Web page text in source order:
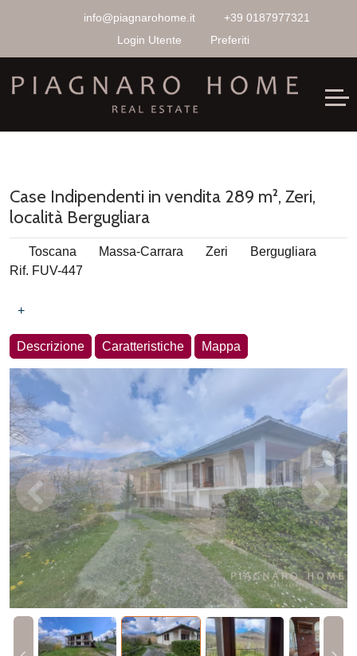
info@piagnarohome.it
+39 0187977321
Login Utente
Preferiti
Case Indipendenti in vendita 289 m², Zeri,
località Bergugliara
Toscana Massa-Carrara Zeri
Bergugliara
Rif. FUV-447
+
Descrizione Caratteristiche Mappa